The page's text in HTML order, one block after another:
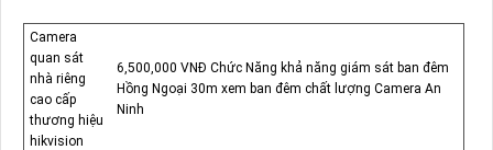
Camera
quan sát
nhà riêng
cao cấp
thương hiệu
hikvision
6,500,000 VNĐ Chức Năng khả năng giám sát ban đêm
Hồng Ngoại 30m xem ban đêm chất lượng Camera An
Ninh